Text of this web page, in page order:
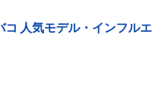
人気モデル・インフル